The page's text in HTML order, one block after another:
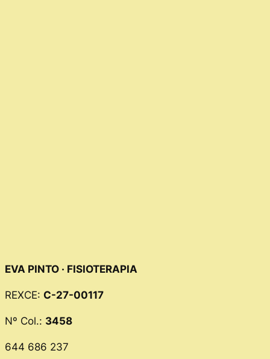
EVA PINTO · FISIOTERAPIA
REXCE: C-27-00117
Nº Col.: 3458
644 686 237